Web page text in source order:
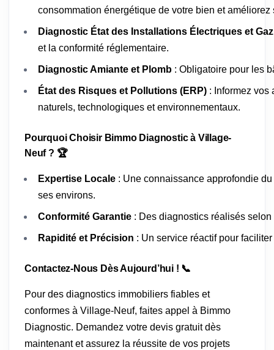
consommation énergétique de votre bien et améliorez
Diagnostic État des Installations Électriques et Gaz
et la conformité réglementaire.
Diagnostic Amiante et Plomb : Obligatoire pour les
État des Risques et Pollutions (ERP) : Informez vos
naturels, technologiques et environnementaux.
Pourquoi Choisir Bimmo Diagnostic à Village-
Neuf ? 🏆
Expertise Locale : Une connaissance approfondie
ses environs.
Conformité Garantie : Des diagnostics réalisés
Rapidité et Précision : Un service réactif pour
Contactez-Nous Dès Aujourd’hui ! 📞
Pour des diagnostics immobiliers fiables et
conformes à Village-Neuf, faites appel à Bimmo
Diagnostic. Demandez votre devis gratuit dès
maintenant et assurez la réussite de vos projets